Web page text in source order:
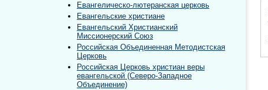
Евангелическо-лютеранская церковь
Евангельские христиане
Евангельский Христианский
Миссионерский Союз
Российская Объединенная Методистская
Церковь
Российская Церковь христиан веры
евангельской (Северо-Западное
Объединение)